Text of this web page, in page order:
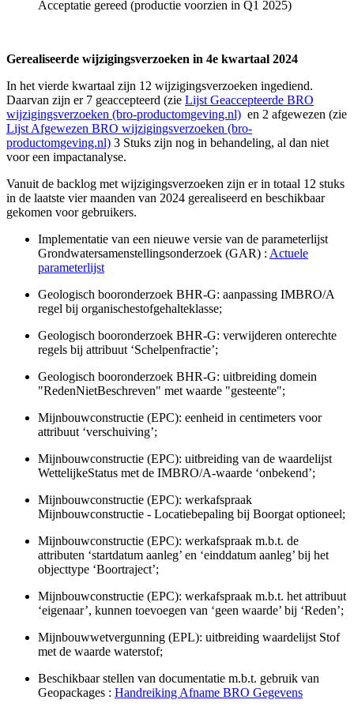
Acceptatie gereed (productie voorzien in Q1 2025)
Gerealiseerde wijzigingsverzoeken in 4e kwartaal 2024
In het vierde kwartaal zijn 12 wijzigingsverzoeken ingediend.
Daarvan zijn er 7 geaccepteerd (zie Lijst Geaccepteerde BRO
wijzigingsverzoeken (bro-productomgeving.nl) en 2 afgewezen (zie
Lijst Afgewezen BRO wijzigingsverzoeken (bro-
productomgeving.nl) 3 Stuks zijn nog in behandeling, al dan niet
voor een impactanalyse.
Vanuit de backlog met wijzigingsverzoeken zijn er in totaal 12 stuks
in de laatste vier maanden van 2024 gerealiseerd en beschikbaar
gekomen voor gebruikers.
Implementatie van een nieuwe versie van de parameterlijst
Grondwatersamenstellingsonderzoek (GAR) : Actuele
parameterlijst
Geologisch booronderzoek BHR-G: aanpassing IMBRO/A
regel bij organischestofgehalteklasse;
Geologisch booronderzoek BHR-G: verwijderen onterechte
regels bij attribuut ‘Schelpenfractie’;
Geologisch booronderzoek BHR-G: uitbreiding domein
"RedenNietBeschreven" met waarde "gesteente";
Mijnbouwconstructie (EPC): eenheid in centimeters voor
attribuut ‘verschuiving’;
Mijnbouwconstructie (EPC): uitbreiding van de waardelijst
WettelijkeStatus met de IMBRO/A-waarde ‘onbekend’;
Mijnbouwconstructie (EPC): werkafspraak
Mijnbouwconstructie - Locatiebepaling bij Boorgat optioneel;
Mijnbouwconstructie (EPC): werkafspraak m.b.t. de
attributen ‘startdatum aanleg’ en ‘einddatum aanleg’ bij het
objecttype ‘Boortraject’;
Mijnbouwconstructie (EPC): werkafspraak m.b.t. het attribuut
‘eigenaar’, kunnen toevoegen van ‘geen waarde’ bij ‘Reden’;
Mijnbouwwetvergunning (EPL): uitbreiding waardelijst Stof
met de waarde waterstof;
Beschikbaar stellen van documentatie m.b.t. gebruik van
Geopackages : Handreiking Afname BRO Gegevens